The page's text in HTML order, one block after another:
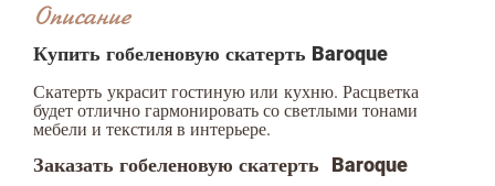
Описание
Купить гобеленовую скатерть Baroque
Скатерть украсит гостиную или кухню. Расцветка
будет отлично гармонировать со светлыми тонами
мебели и текстиля в интерьере.
Заказать гобеленовую скатерть
Baroque